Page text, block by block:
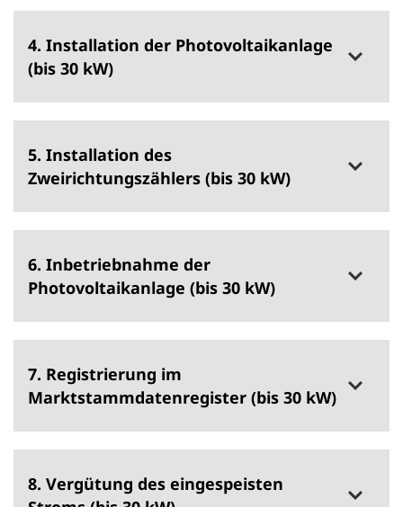
4. Installation der Photovoltaikanlage
(bis 30 kW)
5. Installation des
Zweirichtungszählers (bis 30 kW)
6. Inbetriebnahme der
Photovoltaikanlage (bis 30 kW)
7. Registrierung im
Marktstammdatenregister (bis 30 kW)
8. Vergütung des eingespeisten